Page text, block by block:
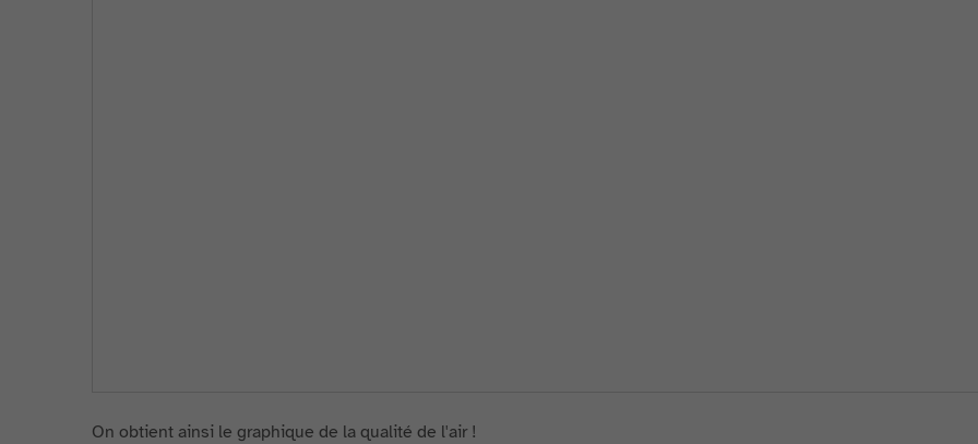
On obtient ainsi le graphique de la qualité de l'air !